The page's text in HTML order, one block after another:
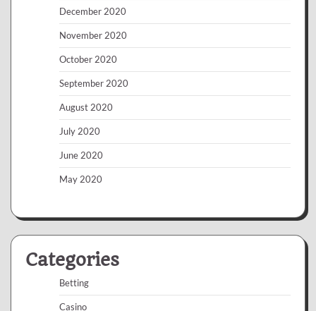
December 2020
November 2020
October 2020
September 2020
August 2020
July 2020
June 2020
May 2020
Categories
Betting
Casino